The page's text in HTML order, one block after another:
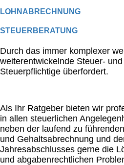
LOHNABRECHNUNG
STEUERBERATUNG
Durch das immer komplexer
weiterentwickelnde Steuer-
Steuerpflichtige überfordert.
Als Ihr Ratgeber bieten wir
in allen steuerlichen
neben der laufend zu
und Gehaltsabrechnung und
Jahresabschlusses gerne die
und abgabenrechtlichen